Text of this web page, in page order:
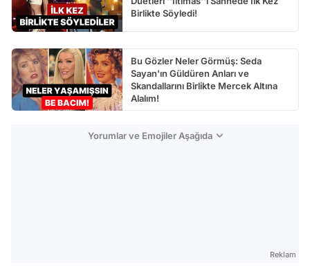
Birlikte Söyledi!
Bu Gözler Neler Görmüş: Seda
Sayan'ın Güldüren Anları ve
Skandallarını Birlikte Mercek Altına
Alalım!
Yorumlar ve Emojiler Aşağıda
Reklam